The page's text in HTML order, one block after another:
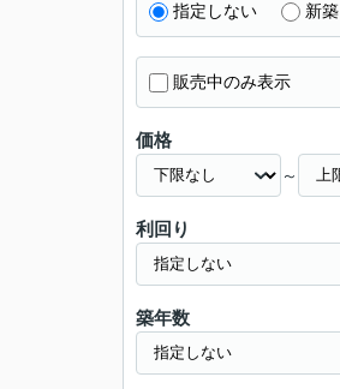
指定しない 新築
販売中のみ表示
価格
～
利回り
築年数